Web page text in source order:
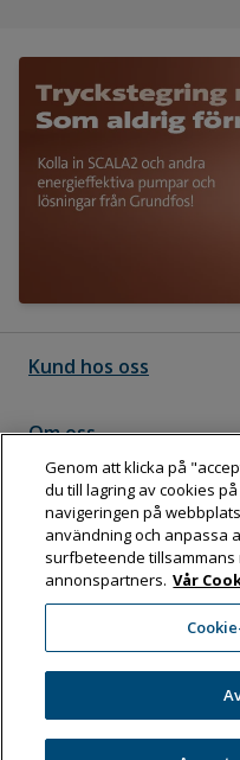
Kund hos oss
Om oss
Följ Dahl
Box
Tel:
Genom att klicka på
du till lagring av cookies
navigeringen på
användning och anpassa
surfbeteende tillsammans
annonspartners. Vår